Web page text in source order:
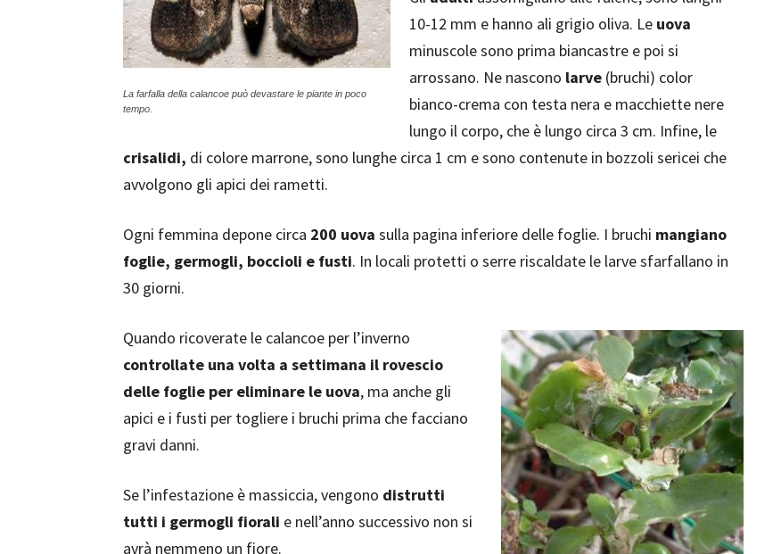
La farfalla della calancoe può devastare le piante in poco
tempo.
10-12 mm e hanno ali grigio oliva. Le uova
minuscole sono prima biancastre e poi si
arrossano. Ne nascono larve (bruchi) color
bianco-crema con testa nera e macchiette nere
lungo il corpo, che è lungo circa 3 cm. Infine, le
crisalidi, di colore marrone, sono lunghe circa 1 cm e sono contenute in bozzoli sericei che
avvolgono gli apici dei rametti.
Ogni femmina depone circa 200 uova sulla pagina inferiore delle foglie. I bruchi mangiano
foglie, germogli, boccioli e fusti. In locali protetti o serre riscaldate le larve sfarfallano in
30 giorni.
Quando ricoverate le calancoe per l’inverno
controllate una volta a settimana il rovescio
delle foglie per eliminare le uova, ma anche gli
apici e i fusti per togliere i bruchi prima che facciano
gravi danni.
Se l’infestazione è massiccia, vengono distrutti
tutti i germogli fiorali e nell’anno successivo non si
avrà nemmeno un fiore.